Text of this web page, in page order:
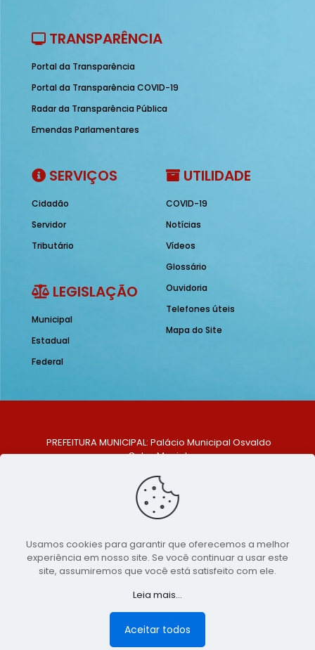
TRANSPARÊNCIA
Portal da Transparência
Portal da Transparência COVID-19
Radar da Transparência Pública
Emendas Parlamentares
SERVIÇOS
Cidadão
Servidor
Tributário
LEGISLAÇÃO
Municipal
Estadual
Federal
UTILIDADE
COVID-19
Notícias
Vídeos
Glossário
Ouvidoria
Telefones úteis
Mapa do Site
PREFEITURA MUNICIPAL: Palácio Municipal Osvaldo
Celso Maciel
Centro, São Bento do Una - PE. CEP: 553370-128
TELEFONE: (81) 99548-1569
E-MAIL: ouvidoria@saobentodouna.pe.gov.br
Copyright 2021-2026 - Assessoria de Comunicação da
Prefeitura de São Bento do Una - PE
publicidadeLumusWeb - Agência Digital
Usamos cookies para garantir que oferecemos a melhor
experiência em nosso site. Se você continuar a usar este
site, assumiremos que você está satisfeito com ele.
Leia mais...
Aceitar todos